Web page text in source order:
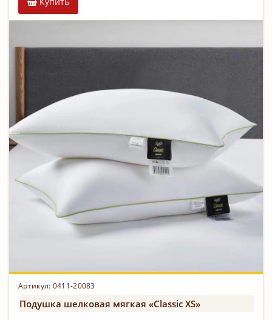
Артикул: 0411-20083
Подушка шелковая мягкая «Classic XS»